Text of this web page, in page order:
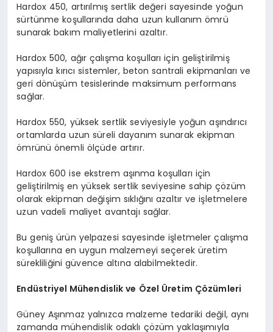
Hardox 450, artırılmış sertlik değeri sayesinde yoğun
sürtünme koşullarında daha uzun kullanım ömrü
sunarak bakım maliyetlerini azaltır.
Hardox 500, ağır çalışma koşulları için geliştirilmiş
yapısıyla kırıcı sistemler, beton santrali ekipmanları ve
geri dönüşüm tesislerinde maksimum performans
sağlar.
Hardox 550, yüksek sertlik seviyesiyle yoğun aşındırıcı
ortamlarda uzun süreli dayanım sunarak ekipman
ömrünü önemli ölçüde artırır.
Hardox 600 ise ekstrem aşınma koşulları için
geliştirilmiş en yüksek sertlik seviyesine sahip çözüm
olarak ekipman değişim sıklığını azaltır ve işletmelere
uzun vadeli maliyet avantajı sağlar.
Bu geniş ürün yelpazesi sayesinde işletmeler çalışma
koşullarına en uygun malzemeyi seçerek üretim
sürekliliğini güvence altına alabilmektedir.
Endüstriyel Mühendislik ve Özel Üretim Çözümleri
Güney Aşınmaz yalnızca malzeme tedariki değil, aynı
zamanda mühendislik odaklı çözüm yaklaşımıyla